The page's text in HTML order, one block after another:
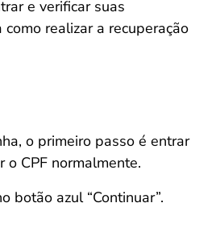
e verificar suas
como realizar a recuperação
o primeiro passo é entrar
o CPF normalmente.
botão azul “Continuar”.